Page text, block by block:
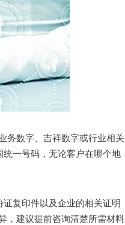
数字、吉祥数字或行业相关
一号码，无论客户在哪个地
复印件以及企业的相关证明
，建议提前咨询清楚所需材料